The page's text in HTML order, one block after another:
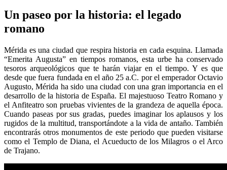
Un paseo por la historia: el legado
romano
Mérida es una ciudad que respira historia en cada esquina. Llamada
“Emerita Augusta” en tiempos romanos, esta urbe ha conservado
tesoros arqueológicos que te harán viajar en el tiempo. Y es que
desde que fuera fundada en el año 25 a.C. por el emperador Octavio
Augusto, Mérida ha sido una ciudad con una gran importancia en el
desarrollo de la historia de España. El majestuoso Teatro Romano y
el Anfiteatro son pruebas vivientes de la grandeza de aquella época.
Cuando paseas por sus gradas, puedes imaginar los aplausos y los
rugidos de la multitud, transportándote a la vida de antaño. También
encontrarás otros monumentos de este periodo que pueden visitarse
como el Templo de Diana, el Acueducto de los Milagros o el Arco
de Trajano.